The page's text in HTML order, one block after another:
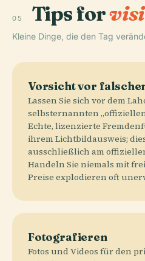
05 Tips for
Kleine Dinge, die den Tag
Vorsicht vor
Lassen Sie sich vor dem
selbsternannten
Echte, lizenzierte
ihrem Lichtbildausweis;
ausschließlich am
Handeln Sie niemals mit
Preise explodieren oft
Fotografieren
Fotos und Videos für den